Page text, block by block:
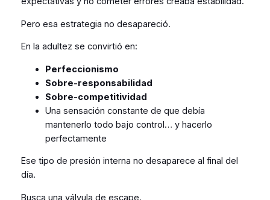
Pero esa estrategia no desapareció.
En la adultez se convirtió en:
Perfeccionismo
Sobre-responsabilidad
Sobre-competitividad
Una sensación constante de que debía
mantenerlo todo bajo control… y hacerlo
perfectamente
Ese tipo de presión interna no desaparece al final del
día.
Busca una válvula de escape.